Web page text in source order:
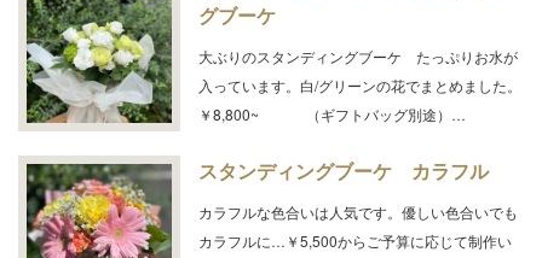
グブーケ
大ぶりのスタンディングブーケ たっぷりお水が
入っています。白/グリーンの花でまとめました。
￥8,800~ （ギフトバッグ別途）…
スタンディングブーケ カラフル
カラフルな色合いは人気です。優しい色合いでも
カラフルに…￥5,500からご予算に応じて制作い